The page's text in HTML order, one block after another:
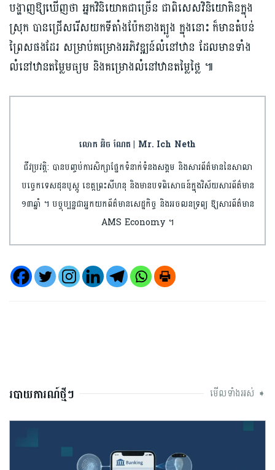
បង្ហាញ​ឱ្យឃើញថា អ្នកវិនិយោគជាច្រើន ​ជាពិសេស​វិនិយោគិនក្នុង
ស្រុក បាន​ជ្រើសរើស​យក​ទីតាំង​ប៉ែកខាង​ត្បូង​ ក្នុងនោះ ក៏មានតំបន់
ព្រៃសផងដែរ សម្រាប់​គម្រោង​អភិវឌ្ឍន៍​លំនៅឋាន ដែល​មានទាំង​
លំនៅឋានតម្លៃមធ្យម និង​គម្រោង​លំនៅឋានតម្លៃថ្លៃ ៕
លោក អ៊ិច ណែត | Mr. Ich Neth
ជីវប្រវត្តិ: បានបញ្ចប់​ការ​សិក្សា​ផ្នែកទំនាក់ទំនង​សង្គម និងសារព័ត៌មាន​​នៃសាលា​
បច្ចេកទេស​ដុន​បូស្កូ ខេត្តព្រះ​សីហនុ និងមានបទពិសោធន៍​ក្នុងវិស័យ​សារព័ត៌មាន​
១៣ឆ្នាំ ។ បច្ចុប្បន្នជា​អ្នកយកព័ត៌មាន​សេដ្ឋកិច្ច និងអចលនទ្រព្យ​ ឱ្យសារព័ត៌មាន
AMS Economy ។​
របាយការណ៍ថ្មីៗ មើលទាំងអស់ ➧